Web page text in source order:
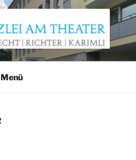
Menü